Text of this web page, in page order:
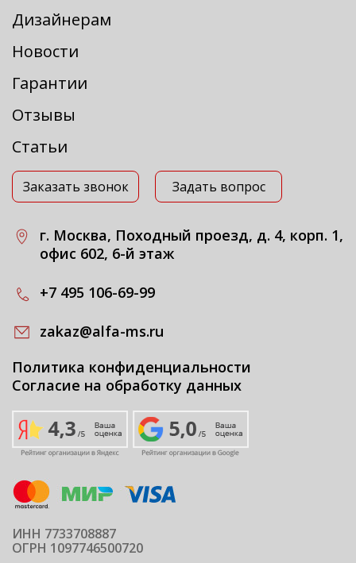
Дизайнерам
Новости
Гарантии
Отзывы
Статьи
Заказать звонок Задать вопрос
г. Москва, Походный проезд, д. 4, корп. 1,
офис 602, 6-й этаж
+7 495 106-69-99
zakaz@alfa-ms.ru
Политика конфиденциальности
Согласие на обработку данных
ИНН 7733708887
ОГРН 1097746500720